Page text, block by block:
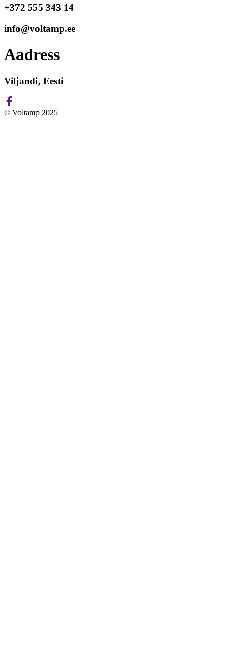
+372 555 343 14
info@voltamp.ee
Aadress
Viljandi, Eesti
© Voltamp 2025